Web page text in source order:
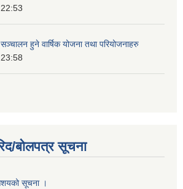
हुने वार्षिक योजना तथा परियोजनाहरु
बोलपत्र सूचना
सूचना ।